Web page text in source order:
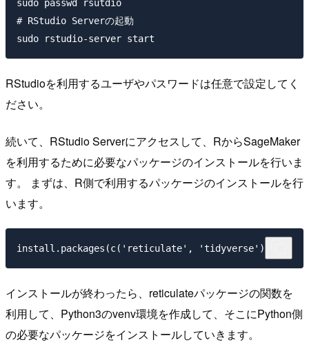
sudo passwd rsutdio
# RStudio Serverの起動
RStudioを利用するユーザやパスワードは任意で設定してく
ださい。
続いて、RStudio Serverにアクセスして、RからSageMaker
を利用するために必要なパッケージのインストールを行いま
す。 まずは、R側で利用するパッケージのインストールを行
います。
インストールが終わったら、reticulateパッケージの関数を
利用して、Python3のvenv環境を作成して、そこにPython側
の必要なパッケージをインストールしていきます。